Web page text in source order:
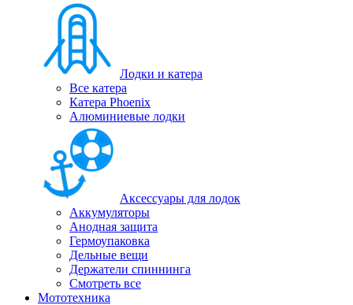
Лодки и катера
Все катера
Катера Phoenix
Алюминиевые лодки
Аксессуары для лодок
Аккумуляторы
Анодная защита
Гермоупаковка
Дельные вещи
Держатели спиннинга
Смотреть все
Мототехника